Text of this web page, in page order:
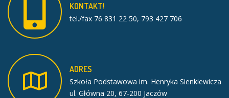
KONTAKT!
tel./fax 76 831 22 50, 793 427 706
ADRES
Szkoła Podstawowa im. Henryka Sienkiewicza
ul. Główna 20, 67-200 Jaczów